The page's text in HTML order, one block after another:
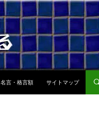
名言・格言額 サイトマップ